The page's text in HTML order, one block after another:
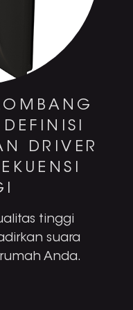
DRIVER
tinggi
suara
Anda.